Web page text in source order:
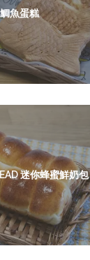
魚蛋糕
迷你蜂蜜鮮奶包